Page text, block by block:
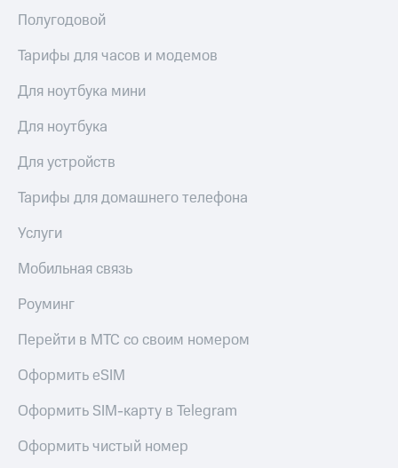
Полугодовой
Тарифы для часов и модемов
Для ноутбука мини
Для ноутбука
Для устройств
Тарифы для домашнего телефона
Услуги
Мобильная связь
Роуминг
Перейти в МТС со своим номером
Оформить eSIM
Оформить SIM-карту в Telegram
Оформить чистый номер